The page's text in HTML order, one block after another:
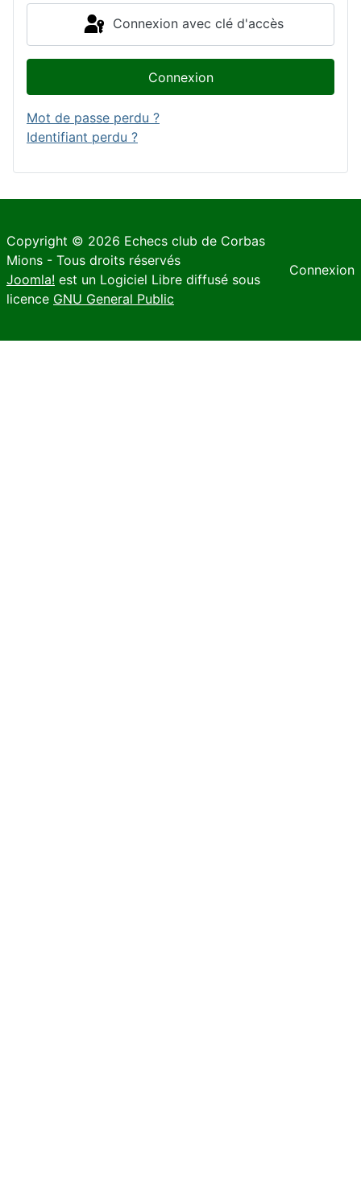
Connexion avec clé d'accès
Connexion
Mot de passe perdu ?
Identifiant perdu ?
Copyright © 2026 Echecs club de Corbas
Mions - Tous droits réservés
Joomla! est un Logiciel Libre diffusé sous
licence GNU General Public
Connexion